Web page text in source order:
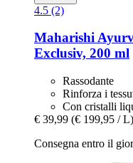
4.5 (2)
Maharishi
Exclusiv, 200 ml
Rassodante
Rinforza i
Con cristalli
€ 39,99 (€ 199,95 / L)
Consegna entro il